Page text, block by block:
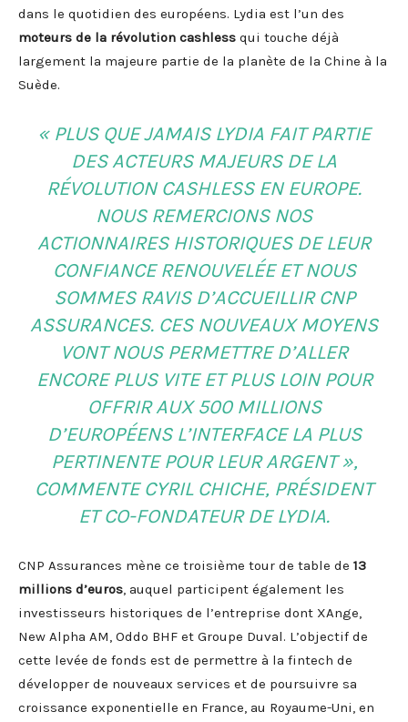
dans le quotidien des européens. Lydia est l’un des
moteurs de la révolution cashless qui touche déjà
largement la majeure partie de la planète de la Chine à la
Suède.
« PLUS QUE JAMAIS LYDIA FAIT PARTIE
DES ACTEURS MAJEURS DE LA
RÉVOLUTION CASHLESS EN EUROPE.
NOUS REMERCIONS NOS
ACTIONNAIRES HISTORIQUES DE LEUR
CONFIANCE RENOUVELÉE ET NOUS
SOMMES RAVIS D’ACCUEILLIR CNP
ASSURANCES. CES NOUVEAUX MOYENS
VONT NOUS PERMETTRE D’ALLER
ENCORE PLUS VITE ET PLUS LOIN POUR
OFFRIR AUX 500 MILLIONS
D’EUROPÉENS L’INTERFACE LA PLUS
PERTINENTE POUR LEUR ARGENT »,
COMMENTE CYRIL CHICHE, PRÉSIDENT
ET CO-FONDATEUR DE LYDIA.
CNP Assurances mène ce troisième tour de table de 13
millions d’euros, auquel participent également les
investisseurs historiques de l’entreprise dont XAnge,
New Alpha AM, Oddo BHF et Groupe Duval. L’objectif de
cette levée de fonds est de permettre à la fintech de
développer de nouveaux services et de poursuivre sa
croissance exponentielle en France, au Royaume-Uni, en